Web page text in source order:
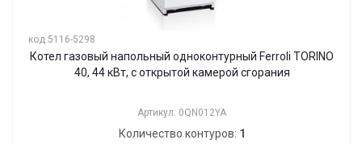
код 5116-5298
Котел газовый напольный одноконтурный Ferroli TORINO
40, 44 кВт, с открытой камерой сгорания
Артикул: 0QN012YA
Количество контуров: 1